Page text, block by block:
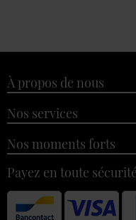
À propos de nous
Nos services
Nos moments forts
Payez en toute sécurité